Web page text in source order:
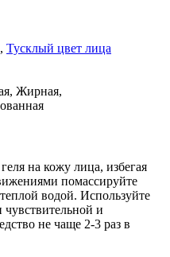
, Тусклый цвет лица
Жирная,
на кожу лица, избегая
помассируйте
водой. Используйте
и
не чаще 2-3 раз в